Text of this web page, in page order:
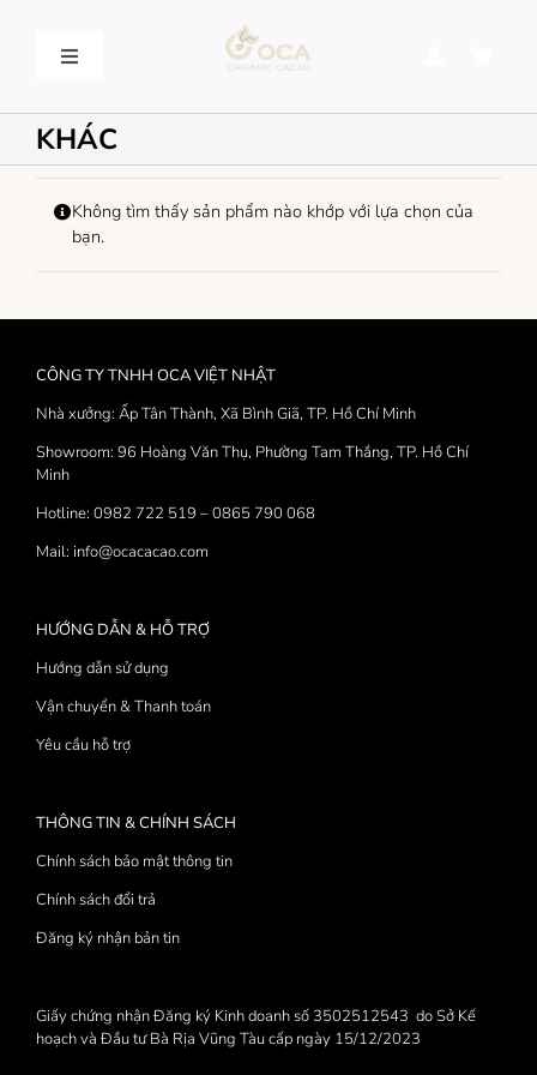
Toggle
VỀ OCA – OCA STORY
QUY TRÌNH SẢN XUẤT – PROCESSING
SẢN PHẨM – PRODUCT
KHÁC
Không tìm thấy sản phẩm nào khớp với lựa chọn của
bạn.
CÔNG TY TNHH OCA VIỆT NHẬT
Nhà xưởng: Ấp Tân Thành, Xã Bình Giã, TP. Hồ Chí Minh
Showroom: 96 Hoàng Văn Thụ, Phường Tam Thắng, TP. Hồ Chí
Minh
Hotline: 0982 722 519 – 0865 790 068
Mail: info@ocacacao.com
HƯỚNG DẪN & HỖ TRỢ
Hướng dẫn sử dụng
Vận chuyển & Thanh toán
Yêu cầu hỗ trợ
THÔNG TIN & CHÍNH SÁCH
Chính sách bảo mật thông tin
Chính sách đổi trả
Đăng ký nhận bản tin
Giấy chứng nhận Đăng ký Kinh doanh số 3502512543 do Sở Kế
hoạch và Đầu tư Bà Rịa Vũng Tàu cấp ngày 15/12/2023